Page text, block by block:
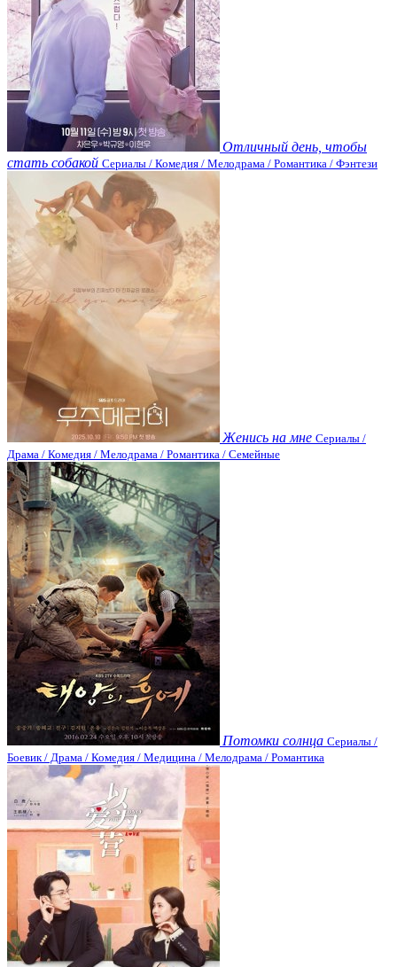
Отличный день, чтобы
стать собакой Сериалы / Комедия / Мелодрама / Романтика / Фэнтези
Женись на мне Сериалы /
Драма / Комедия / Мелодрама / Романтика / Семейные
Потомки солнца Сериалы /
Боевик / Драма / Комедия / Медицина / Мелодрама / Романтика